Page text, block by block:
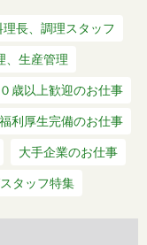
理長、調理スタッフ
、生産管理
歳以上歓迎のお仕事
利厚生完備のお仕事
大手企業のお仕事
タッフ特集